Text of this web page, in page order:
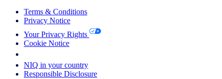
Terms & Conditions
Privacy Notice
Your Privacy Rights
Cookie Notice
NIQ in your country
Responsible Disclosure